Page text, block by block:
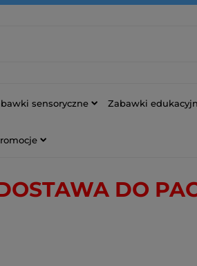
sensoryczne Zabawki
DO